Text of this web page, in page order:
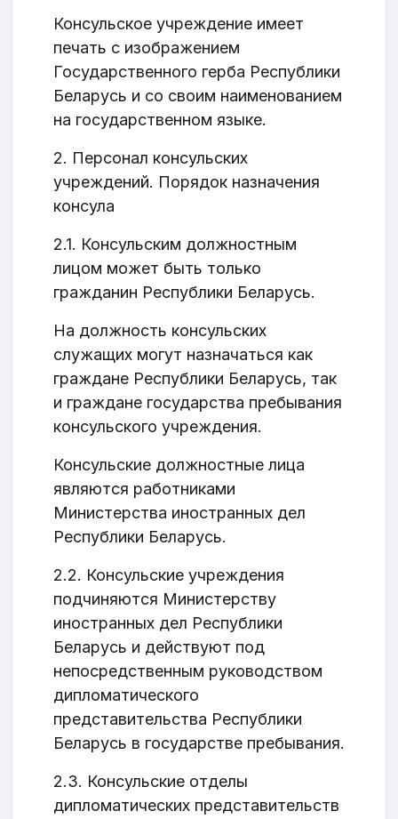
Консульское учреждение имеет
печать с изображением
Государственного герба Республики
Беларусь и со своим наименованием
на государственном языке.
2. Персонал консульских
учреждений. Порядок назначения
консула
2.1. Консульским должностным
лицом может быть только
гражданин Республики Беларусь.
На должность консульских
служащих могут назначаться как
граждане Республики Беларусь, так
и граждане государства пребывания
консульского учреждения.
Консульские должностные лица
являются работниками
Министерства иностранных дел
Республики Беларусь.
2.2. Консульские учреждения
подчиняются Министерству
иностранных дел Республики
Беларусь и действуют под
непосредственным руководством
дипломатического
представительства Республики
Беларусь в государстве пребывания.
2.3. Консульские отделы
дипломатических представительств